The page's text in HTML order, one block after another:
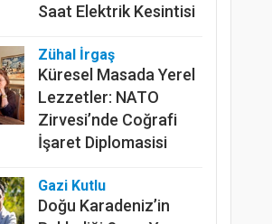
Saat Elektrik Kesintisi
Zühal İrgaş
Küresel Masada Yerel
Lezzetler: NATO
Zirvesi’nde Coğrafi
İşaret Diplomasisi
Gazi Kutlu
Doğu Karadeniz’in